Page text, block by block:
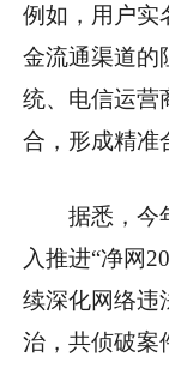
例如，用户实
金流通渠道的
统、电信运营
合，形成精准
据悉，今
入推进“净网
续深化网络违
治，共侦破案